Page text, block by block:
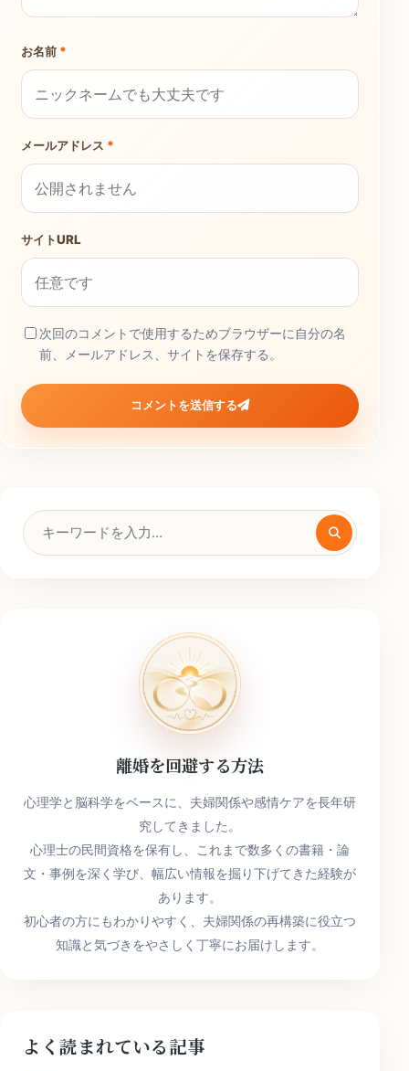
お名前 *
メールアドレス *
サイトURL
次回のコメントで使用するためブラウザーに自分の名
前、メールアドレス、サイトを保存する。
コメントを送信する
検
索
離婚を回避する方法
心理学と脳科学をベースに、夫婦関係や感情ケアを長年研
究してきました。
心理士の民間資格を保有し、これまで数多くの書籍・論
文・事例を深く学び、幅広い情報を掘り下げてきた経験が
あります。
初心者の方にもわかりやすく、夫婦関係の再構築に役立つ
知識と気づきをやさしく丁寧にお届けします。
よく読まれている記事